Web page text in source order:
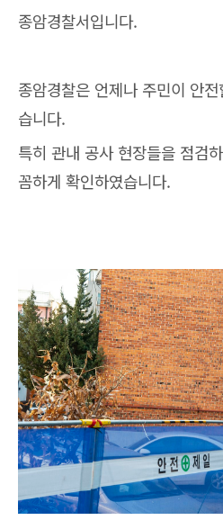
종암경찰서입니다.
종암경찰은 언제나 주민이 안
습니다.
특히 관내 공사 현장들을 점검
꼼하게 확인하였습니다.